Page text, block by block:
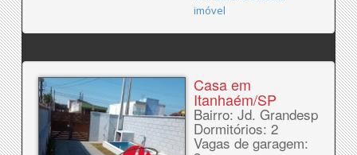
imóvel
Casa em
Itanhaém/SP
Bairro: Jd. Grandesp
Dormitórios: 2
Vagas de garagem: